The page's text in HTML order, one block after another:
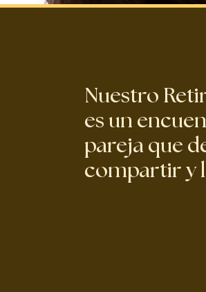
Nuestro
es un
pareja que
compartir y